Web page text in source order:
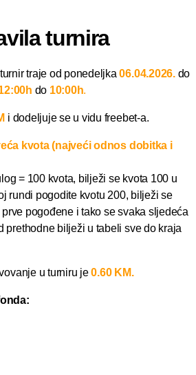
turnira
traje od ponedeljka 06.04.2026.do
do 10:00h.
i dodeljuje se u vidu freebet-a.
kvota (najveći odnos dobitka i
= 100 kvota, bilježi se kvota 100 u
rundi pogodite kvotu 200, bilježi se
pogođene i tako se svaka sljedeća
prethodne bilježi u tabeli sve do kraja
u turniru je0.60 KM.